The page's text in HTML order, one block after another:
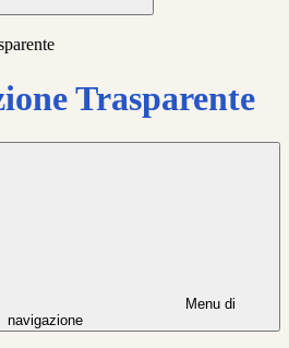
Trasparente
Menu di
navigazione